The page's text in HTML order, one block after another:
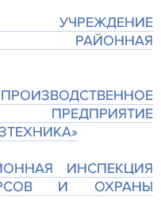
УЧРЕЖДЕНИЕ
РАЙОННАЯ
ИНСПЕКЦИЯ
И ОХРАНЫ